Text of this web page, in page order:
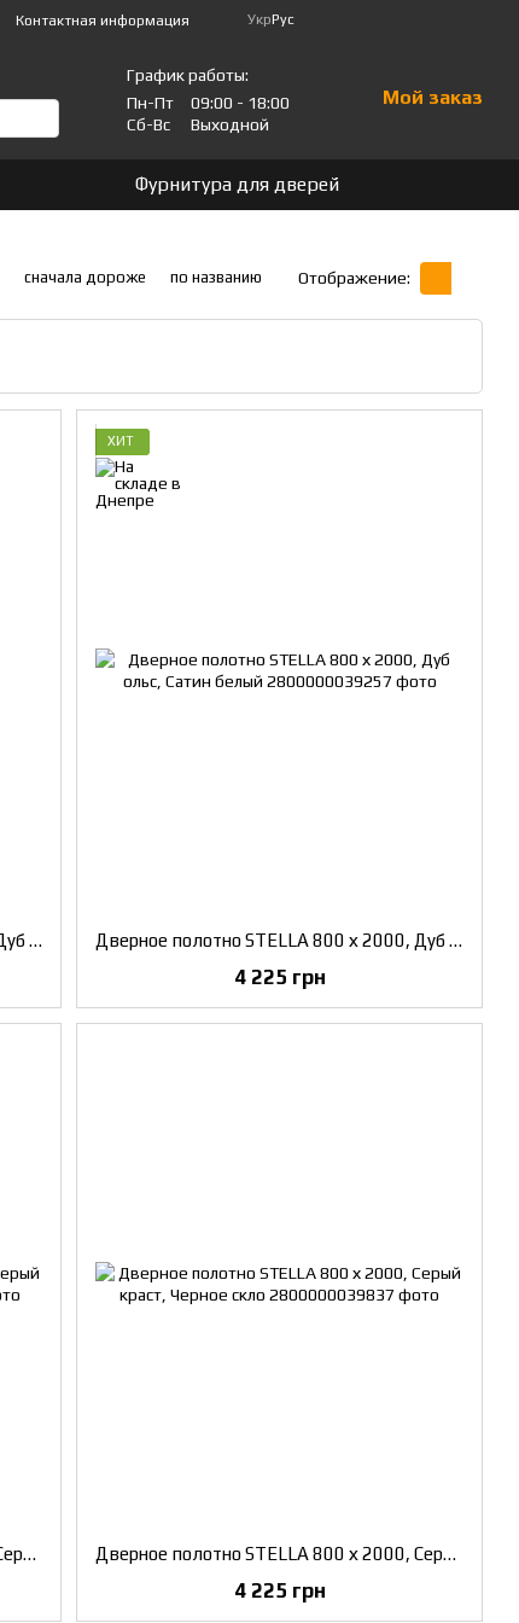
Контактная информация
УкрРус
График работы:
Пн-Пт
09:00 - 18:00
Сб-Вс
Выходной
Мой заказ
Фурнитура для дверей
сначала дороже по названию Отображение:
Дверное полотно STELLA 800 х 2000, Дуб натуральный, Черное скло
ХИТ
Дверное полотно STELLA 800 х 2000, Дуб ольс, Сатин белый
4 225 грн
Дверное полотно STELLA 800 х 2000, Серый бетон, Черное скло Дверное полотно STELLA 800 х 2000, Серый краст, Черное скло
4 225 грн